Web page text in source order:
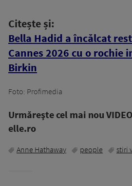
Citește și:
Bella Hadid a încălcat
Cannes 2026 cu o rochie
Birkin
Foto: Profimedia
Urmăreşte cel mai nou
elle.ro
Anne Hathaway people stiri